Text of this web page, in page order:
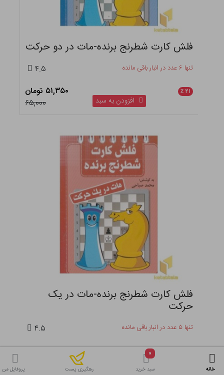
فلش کارت شطرنج برنده-مات در دو حرکت
تنها ۶ عدد در انبار باقی مانده ۴.۵
۲۱ ٪
۵۱,۳۵۰ تومان
۶۵,۰۰۰
افزودن به سبد
فلش کارت شطرنج برنده-مات در یک
حرکت
تنها ۵ عدد در انبار باقی مانده ۴.۵
۵۱,۳۵۰ تومان
خانه
۰
سبد خرید رهگیری پست پروفایل من